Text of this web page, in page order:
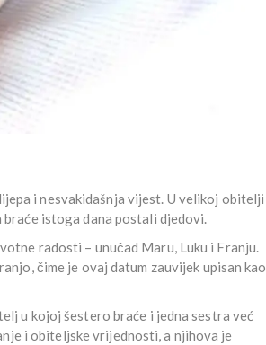
i nesvakidašnja vijest. U velikoj obitelji
braće istoga dana postali djedovi.
radosti – unučad Maru, Luku i Franju.
čime je ovaj datum zauvijek upisan kao
u kojoj šestero braće i jedna sestra već
i obiteljske vrijednosti, a njihova je